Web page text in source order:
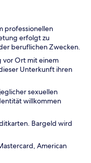
professionellen
erfolgt zu
beruflichen Zwecken.
vor Ort mit einem
Unterkunft ihren
sexuellen
willkommen
Bargeld wird
American